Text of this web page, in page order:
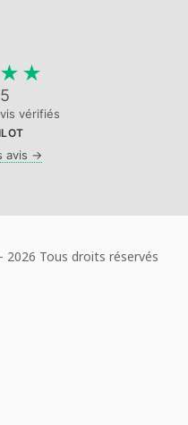
★ ★
5
vérifiés
avis →
2026 Tous droits réservés